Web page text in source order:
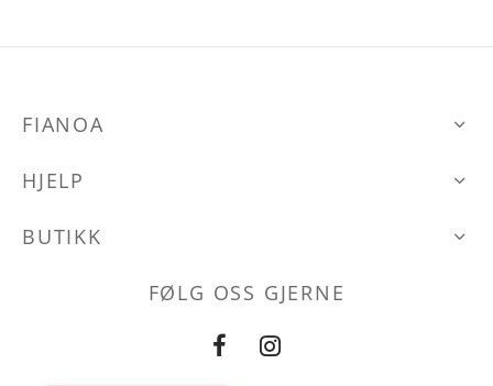
FIANOA
HJELP
BUTIKK
FØLG OSS GJERNE